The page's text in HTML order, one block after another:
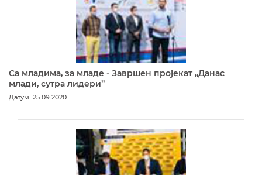
Са младима, за младе - Завршен пројекат „Данас
млади, сутра лидери”
Датум: 25.09.2020